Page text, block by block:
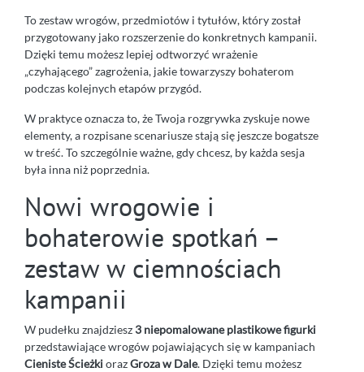
To zestaw wrogów, przedmiotów i tytułów, który został
przygotowany jako rozszerzenie do konkretnych kampanii.
Dzięki temu możesz lepiej odtworzyć wrażenie
„czyhającego” zagrożenia, jakie towarzyszy bohaterom
podczas kolejnych etapów przygód.
W praktyce oznacza to, że Twoja rozgrywka zyskuje nowe
elementy, a rozpisane scenariusze stają się jeszcze bogatsze
w treść. To szczególnie ważne, gdy chcesz, by każda sesja
była inna niż poprzednia.
Nowi wrogowie i
bohaterowie spotkań –
zestaw w ciemnościach
kampanii
W pudełku znajdziesz3 niepomalowane plastikowe figurki
przedstawiające wrogów pojawiających się w kampaniach
Cieniste ŚcieżkiorazGroza w Dale. Dzięki temu możesz